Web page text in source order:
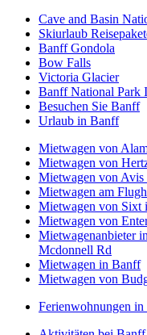
Cave and Basin
Skiurlaub
Banff Gondola
Bow Falls
Victoria Glacier
Banff National Park
Besuchen Sie Banff
Urlaub in Banff
Mietwagen von
Mietwagen von
Mietwagen von
Mietwagen am
Mietwagen von Sixt
Mietwagen von
Mietwagenanbieter
Mcdonnell Rd
Mietwagen in Banff
Mietwagen von
Ferienwohnungen